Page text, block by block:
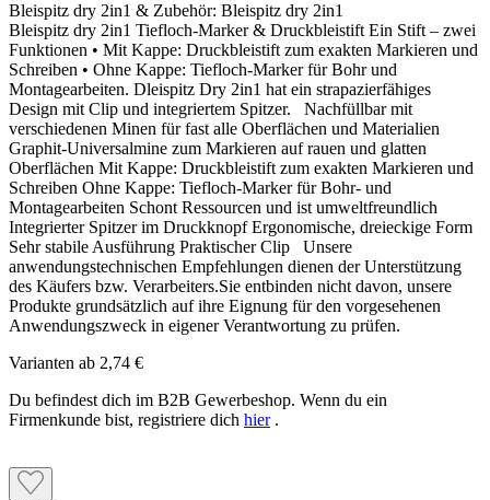
Bleispitz dry 2in1 & Zubehör: Bleispitz dry 2in1
Bleispitz dry 2in1 Tiefloch-Marker & Druckbleistift Ein Stift – zwei
Funktionen • Mit Kappe: Druckbleistift zum exakten Markieren und
Schreiben • Ohne Kappe: Tiefloch-Marker für Bohr und
Montagearbeiten. Dleispitz Dry 2in1 hat ein strapazierfähiges
Design mit Clip und integriertem Spitzer. Nachfüllbar mit
verschiedenen Minen für fast alle Oberflächen und Materialien
Graphit-Universalmine zum Markieren auf rauen und glatten
Oberflächen Mit Kappe: Druckbleistift zum exakten Markieren und
Schreiben Ohne Kappe: Tiefloch-Marker für Bohr- und
Montagearbeiten Schont Ressourcen und ist umweltfreundlich
Integrierter Spitzer im Druckknopf Ergonomische, dreieckige Form
Sehr stabile Ausführung Praktischer Clip Unsere
anwendungstechnischen Empfehlungen dienen der Unterstützung
des Käufers bzw. Verarbeiters.Sie entbinden nicht davon, unsere
Produkte grundsätzlich auf ihre Eignung für den vorgesehenen
Anwendungszweck in eigener Verantwortung zu prüfen.
Varianten ab 2,74 €
Du befindest dich im B2B Gewerbeshop. Wenn du ein
Firmenkunde bist, registriere dich hier.